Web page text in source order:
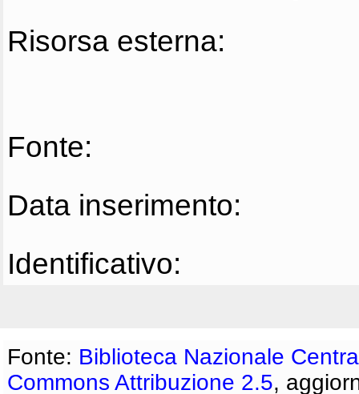
Risorsa esterna:
Fonte:
Data inserimento:
Identificativo:
Fonte: Biblioteca Nazionale
Commons Attribuzione 2.5,